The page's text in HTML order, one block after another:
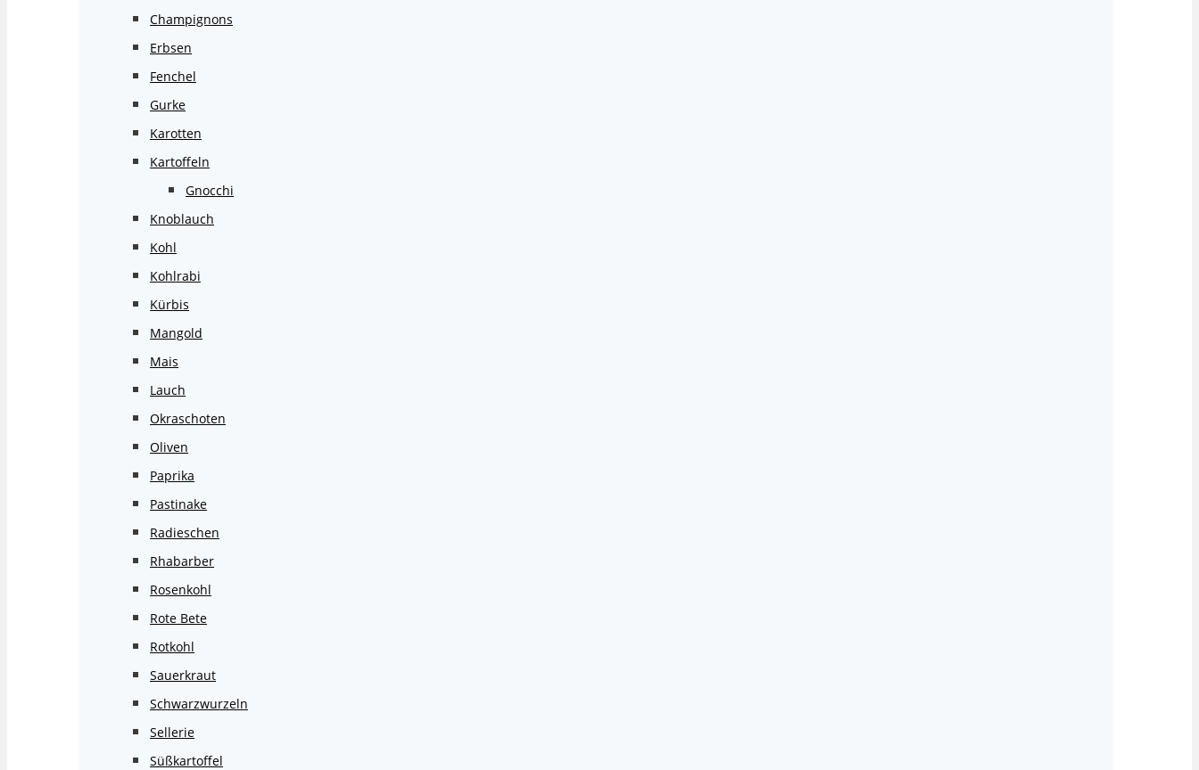
Champignons
Erbsen
Fenchel
Gurke
Karotten
Kartoffeln
Gnocchi
Knoblauch
Kohl
Kohlrabi
Kürbis
Mangold
Mais
Lauch
Okraschoten
Oliven
Paprika
Pastinake
Radieschen
Rhabarber
Rosenkohl
Rote Bete
Rotkohl
Sauerkraut
Schwarzwurzeln
Sellerie
Süßkartoffel